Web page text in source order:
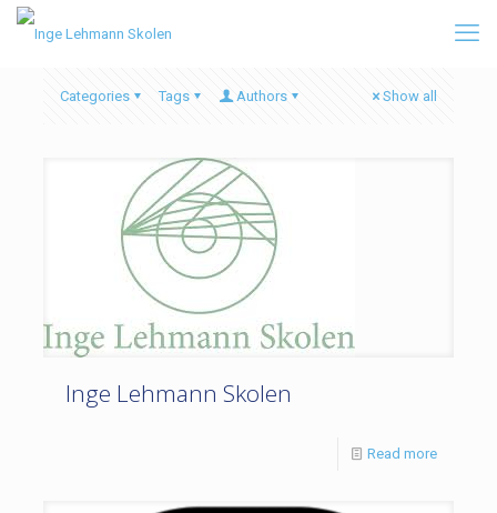
Categories Tags Authors Show all
Inge Lehmann Skolen
Read more